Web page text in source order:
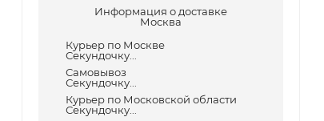
Информация о доставке
Москва
Курьер по Москве
Секундочку...
Самовывоз
Секундочку...
Курьер по Московской области
Секундочку...